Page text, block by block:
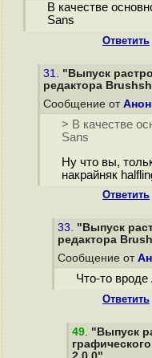
В качестве
Sans
Ответить
31. "Выпуск
редактора
Сообщение от
> В качестве
Sans
Ну что вы,
накрайняк
Ответить
33. "Выпуск
редактора
Сообщение от
Что-то вроде
Ответить
49. "Выпуск